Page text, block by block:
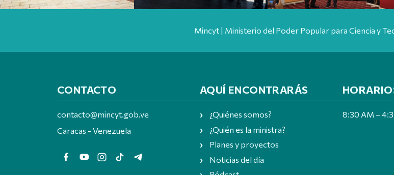
Mincyt | Ministerio del Poder Popular para Ciencia y
CONTACTO
contacto@mincyt.gob.ve
Caracas - Venezuela
AQUÍ ENCONTRARÁS
¿Quiénes somos?
¿Quién es la ministra?
Planes y proyectos
Noticias del día
8:30 AM –